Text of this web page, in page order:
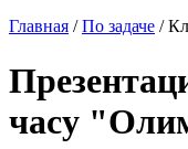
Главная /По задаче /
часу